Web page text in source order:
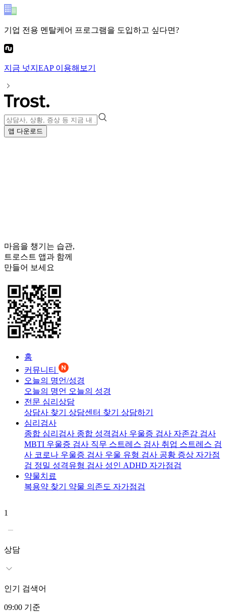
기업 전용 멘탈케어 프로그램을 도입하고 싶다면?
지금 넛지EAP이용해보기
앱 다운로드
마음을 챙기는 습관,
트로스트 앱과 함께
만들어 보세요
홈
커뮤니티
오늘의 명언/성경
오늘의 명언 오늘의 성경
전문 심리상담
상담사 찾기 상담센터 찾기 상담하기
심리검사
종합 심리검사 종합 성격검사 우울증 검사 자존감 검사
MBTI 우울증 검사 직무 스트레스 검사 취업 스트레스 검
사 코로나 우울증 검사 우울 유형 검사 공황 증상 자가점
검 정밀 성격유형 검사 성인 ADHD 자가점검
약물치료
복용약 찾기 약물 의존도 자가점검
1
상담
인기 검색어
09:00 기준